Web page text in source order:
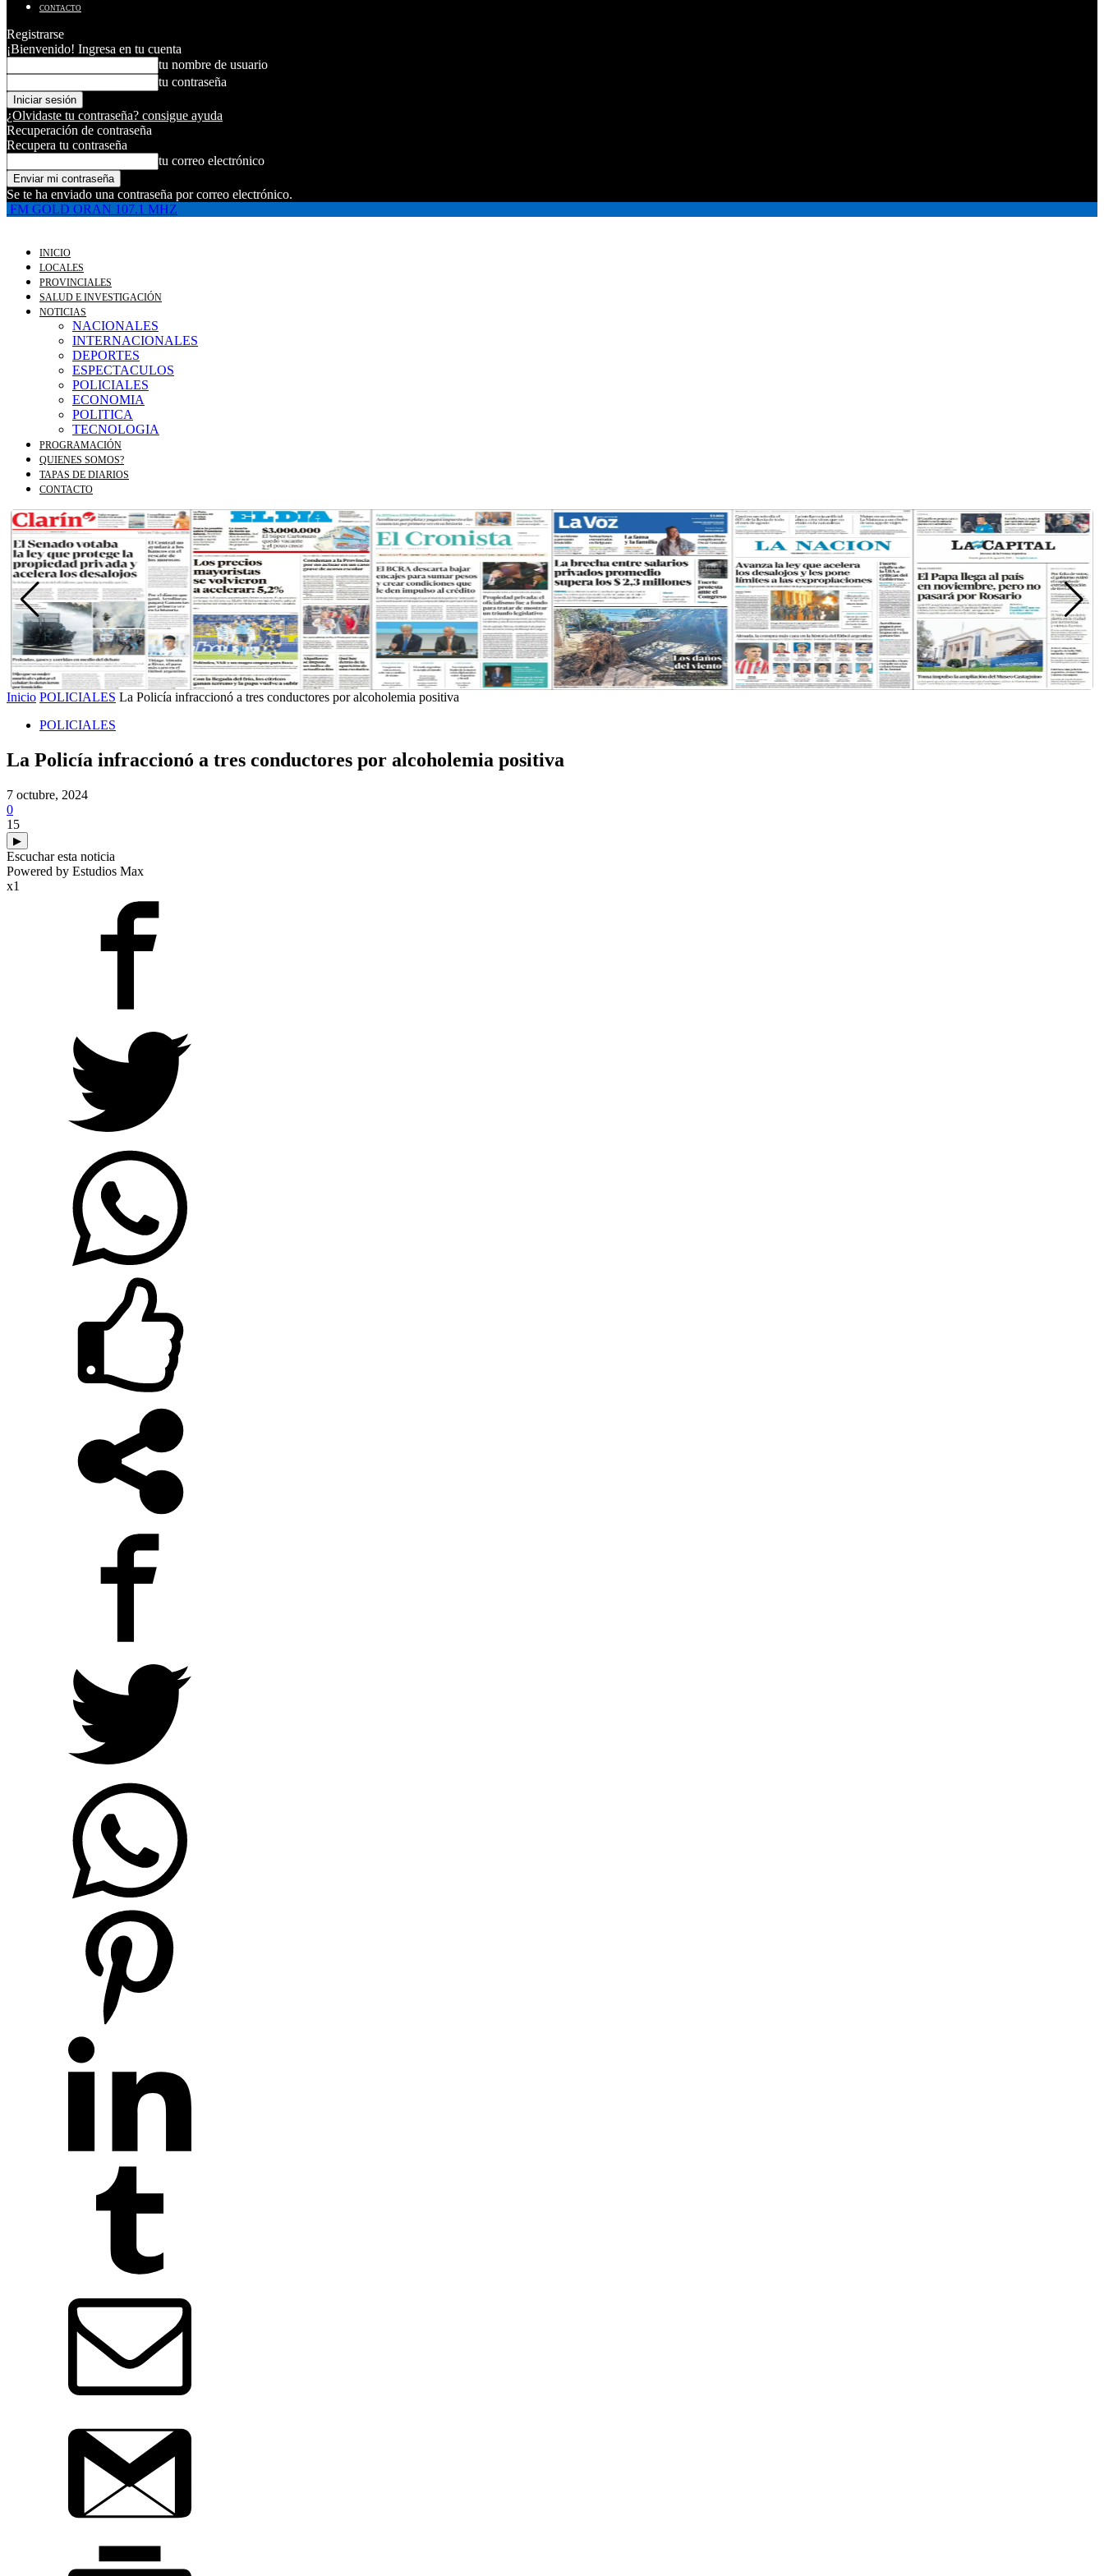
CONTACTO
Registrarse
¡Bienvenido! Ingresa en tu cuenta
tu nombre de usuario
tu contraseña
¿Olvidaste tu contraseña? consigue ayuda
Recuperación de contraseña
Recupera tu contraseña
tu correo electrónico
Se te ha enviado una contraseña por correo electrónico.
FM GOLD ORAN 107.1 MHZ
INICIO
LOCALES
PROVINCIALES
SALUD E INVESTIGACIÓN
NOTICIAS
NACIONALES
INTERNACIONALES
DEPORTES
ESPECTACULOS
POLICIALES
ECONOMIA
POLITICA
TECNOLOGIA
PROGRAMACIÓN
QUIENES SOMOS?
TAPAS DE DIARIOS
CONTACTO
Inicio POLICIALES La Policía infraccionó a tres conductores por alcoholemia positiva
POLICIALES
La Policía infraccionó a tres conductores por alcoholemia positiva
7 octubre, 2024
0
15
▶
Escuchar esta noticia
Powered by Estudios Max
x1